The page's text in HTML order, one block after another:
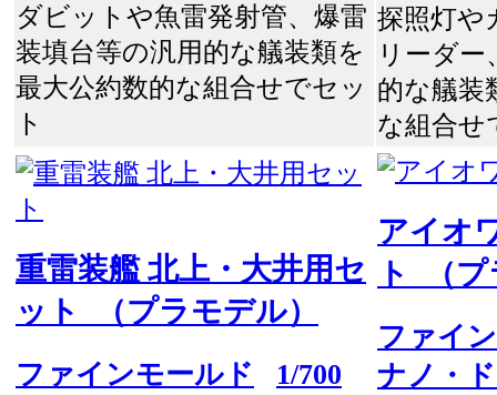
ダビットや魚雷発射管、爆雷
装填台等の汎用的な艤装類を
最大公約数的な組合せでセッ
ト
探照灯や
リーダー
的な艤装
な組合せ
重雷装艦 北上・大井用セ
ット （プラモデル）
ファインモールド
1/700
アイオ
ト （
ファイ
ナノ・